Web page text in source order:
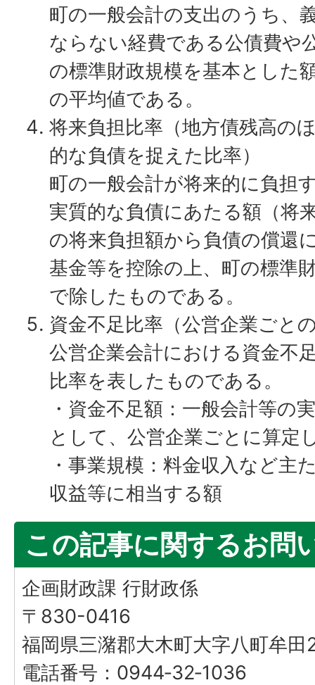
町の一般会計の支出のうち、
ならない経費である公債費や
の標準財政規模を基本とした
の平均値である。
将来負担比率（地方債残高の
的な負債を捉えた比率）
町の一般会計が将来的に負担
実質的な負債にあたる額（将
の将来負担額から負債の償還
基金等を控除の上、町の標準
で除したものである。
資金不足比率（公営企業ごと
公営企業会計における資金不
比率を表したものである。
・資金不足額：一般会計等の
として、公営企業ごとに算定
・事業規模：料金収入など主
収益等に相当する額
この記事に関するお問
企画財政課 行財政係
〒830-0416
福岡県三潴郡大木町大字八町牟
電話番号：0944‐32‐1036